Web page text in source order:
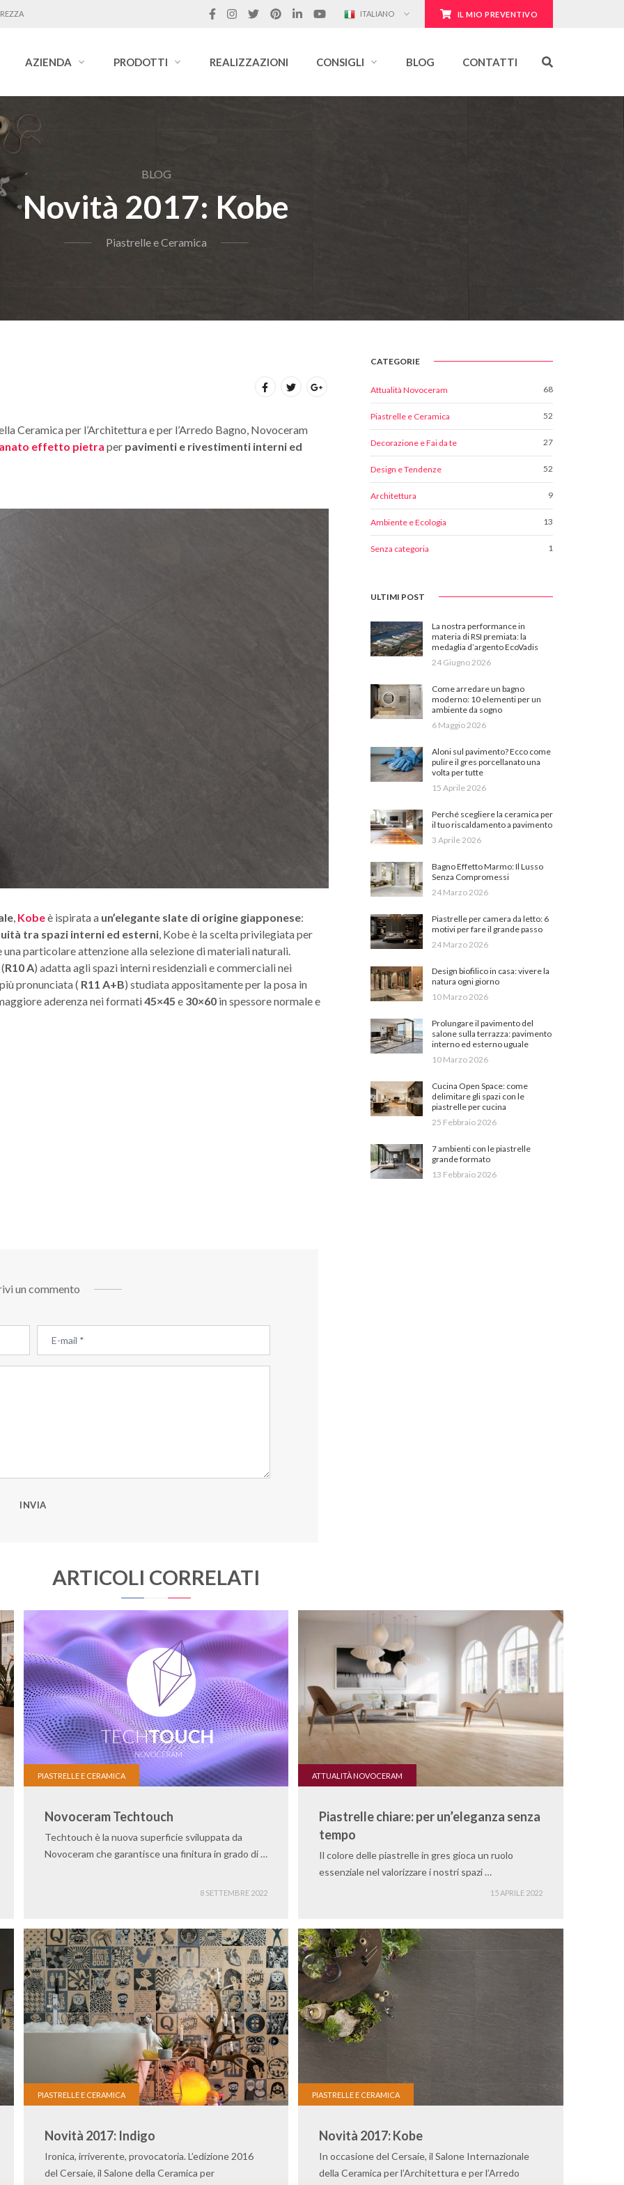
ITALIANO IL MIO PREVENTIVO
AZIENDA PRODOTTI REALIZZAZIONI CONSIGLI BLOG CONTATTI
BLOG
Novità 2017: Kobe
Piastrelle e Ceramica
Ceramica per l’Architettura e per l’Arredo Bagno, Novoceram
effetto pietra per pavimenti e rivestimenti interni ed
Kobeè ispirata a un’elegante slate di origine giapponese:
tra spazi interni ed esterni , Kobe è la scelta privilegiata per
una particolare attenzione alla selezione di materiali naturali.
R10 A) adatta agli spazi interni residenziali e commerciali nei
pronunciata ( R11 A+B) studiata appositamente per la posa in
aderenza nei formati45×45 e 30×60 in spessore normale e
un commento
INVIA
CATEGORIE
Attualità Novoceram 68
Piastrelle e Ceramica 52
Decorazione e Fai da te 27
Design e Tendenze 52
Architettura 9
Ambiente e Ecologia 13
Senza categoria 1
ULTIMI POST
La nostra performance in
materia di RSI premiata: la
medaglia d’argento EcoVadis
24 Giugno 2026
Come arredare un bagno
moderno: 10 elementi per un
ambiente da sogno
6 Maggio 2026
Aloni sul pavimento? Ecco come
pulire il gres porcellanato una
volta per tutte
15 Aprile 2026
Perché scegliere la ceramica per
il tuo riscaldamento a pavimento
3 Aprile 2026
Bagno Effetto Marmo: Il Lusso
Senza Compromessi
24 Marzo 2026
Piastrelle per camera da letto: 6
motivi per fare il grande passo
24 Marzo 2026
Design biofilico in casa: vivere la
natura ogni giorno
10 Marzo 2026
Prolungare il pavimento del
salone sulla terrazza: pavimento
interno ed esterno uguale
10 Marzo 2026
Cucina Open Space: come
delimitare gli spazi con le
piastrelle per cucina
25 Febbraio 2026
7 ambienti con le piastrelle
grande formato
13 Febbraio 2026
ARTICOLI CORRELATI
PIASTRELLE E CERAMICA
Novoceram Techtouch
Techtouch è la nuova superficie sviluppata da
Novoceram che garantisce una finitura in grado di …
8 SETTEMBRE 2022
ATTUALITÀ NOVOCERAM
Piastrelle chiare: per un’eleganza senza
tempo
Il colore delle piastrelle in gres gioca un ruolo
essenziale nel valorizzare i nostri spazi …
15 APRILE 2022
PIASTRELLE E CERAMICA
Novità 2017: Indigo
Ironica, irriverente, provocatoria. L’edizione 2016
del Cersaie, il Salone della Ceramica per
PIASTRELLE E CERAMICA
Novità 2017: Kobe
In occasione del Cersaie, il Salone Internazionale
della Ceramica per l’Architettura e per l’Arredo